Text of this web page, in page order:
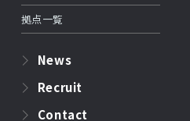
拠点一覧
News
Recruit
Contact